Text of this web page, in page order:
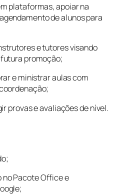
plataformas, apoiar na
de alunos para
e tutores visando
promoção;
e ministrar aulas com
provas e avaliações de nível.
Pacote Office e